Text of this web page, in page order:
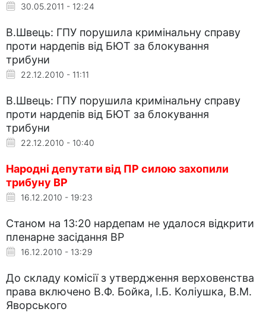
30.05.2011 - 12:24
В.Швець: ГПУ порушила кримінальну справу
проти нардепів від БЮТ за блокування
трибуни
22.12.2010 - 11:11
В.Швець: ГПУ порушила кримінальну справу
проти нардепів від БЮТ за блокування
трибуни
22.12.2010 - 10:40
Народні депутати від ПР силою захопили
трибуну ВР
16.12.2010 - 19:23
Станом на 13:20 нардепам не удалося відкрити
пленарне засідання ВР
16.12.2010 - 13:29
До складу комісії з утвердження верховенства
права включено В.Ф. Бойка, І.Б. Коліушка, В.М.
Яворського